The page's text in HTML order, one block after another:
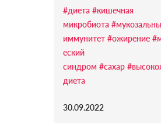
#диета #кишечная
микробиота
иммунитет #ожирение
еский
синдром #сахар
диета
30.09.2022